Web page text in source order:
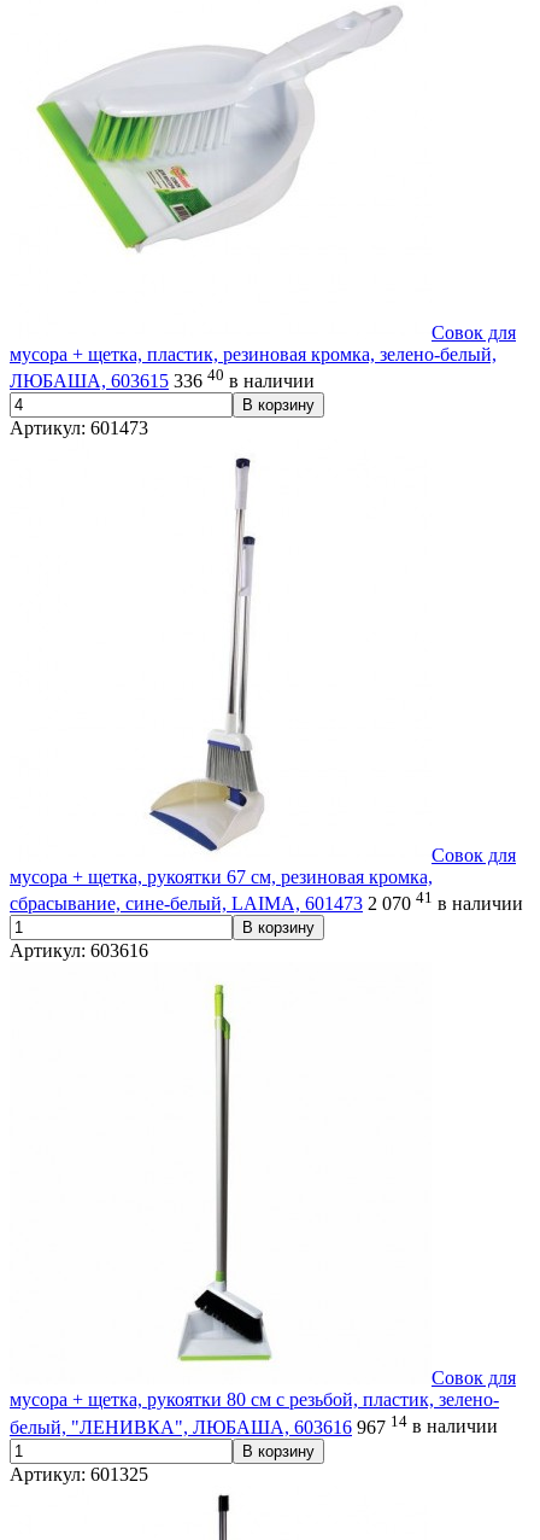
Совок для
мусора + щетка, пластик, резиновая кромка, зелено-белый,
ЛЮБАША, 603615 336 40 в наличии
В корзину
Артикул: 601473
Совок для
мусора + щетка, рукоятки 67 см, резиновая кромка,
сбрасывание, сине-белый, LAIMA, 601473 2 070 41 в наличии
В корзину
Артикул: 603616
Совок для
мусора + щетка, рукоятки 80 см с резьбой, пластик, зелено-
белый, "ЛЕНИВКА", ЛЮБАША, 603616 967 14 в наличии
В корзину
Артикул: 601325